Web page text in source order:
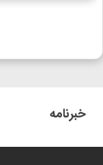
خبرنامه